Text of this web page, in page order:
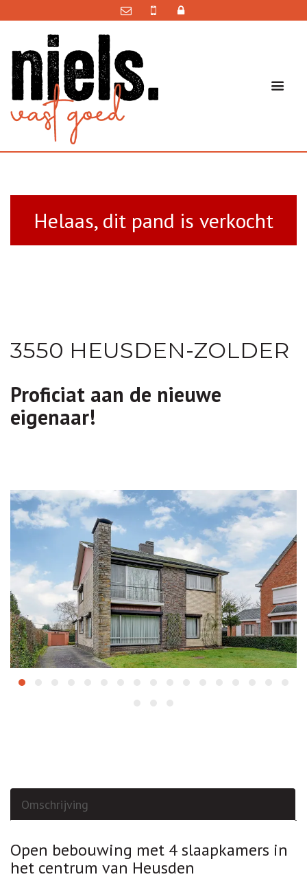
Helaas, dit pand is verkocht
3550 HEUSDEN-ZOLDER
Proficiat aan de nieuwe
eigenaar!
Omschrijving
Omschrijving
Open bebouwing met 4 slaapkamers in
het centrum van Heusden